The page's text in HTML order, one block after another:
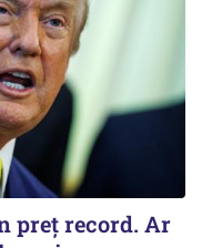
preț record. Ar